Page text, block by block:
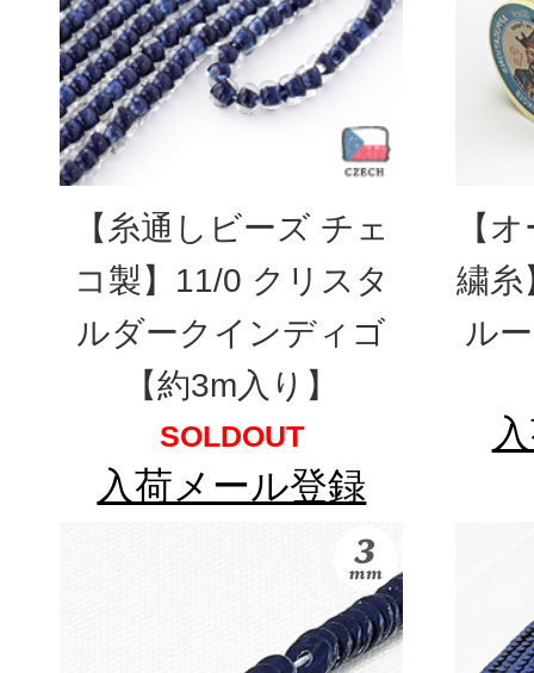
【糸通しビーズ チェ
コ製】11/0 クリスタ
ルダークインディゴ
【約3m入り】
SOLDOUT
入荷メール登録
【
繍
ル